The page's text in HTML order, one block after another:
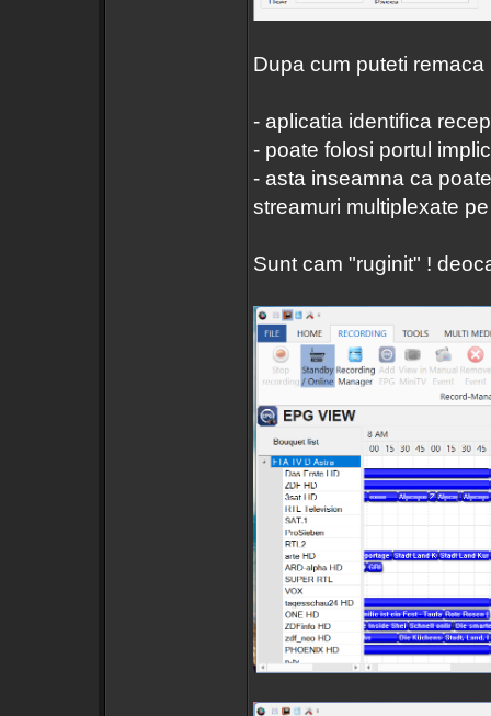
Dupa cum puteti remaca
- aplicatia identifica
- poate folosi portul
- asta inseamna ca
streamuri multiplexate
Sunt cam "ruginit" !